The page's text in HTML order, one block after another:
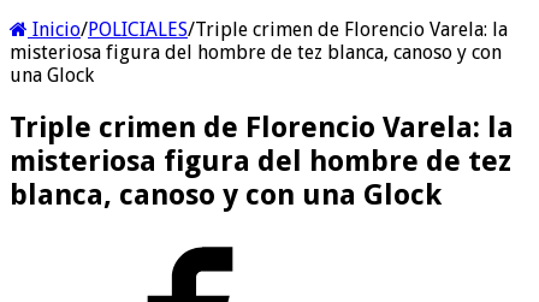
Inicio/POLICIALES/Triple crimen de Florencio Varela: la
misteriosa figura del hombre de tez blanca, canoso y con
una Glock
Triple crimen de Florencio Varela: la
misteriosa figura del hombre de tez
blanca, canoso y con una Glock